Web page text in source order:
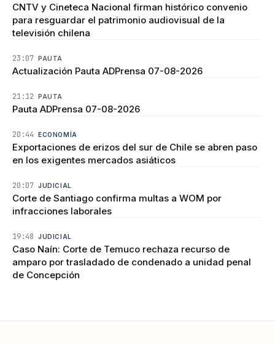
CNTV y Cineteca Nacional firman histórico convenio
para resguardar el patrimonio audiovisual de la
televisión chilena
23:07 PAUTA
Actualización Pauta ADPrensa 07-08-2026
21:12 PAUTA
Pauta ADPrensa 07-08-2026
20:44 ECONOMÍA
Exportaciones de erizos del sur de Chile se abren paso
en los exigentes mercados asiáticos
20:07 JUDICIAL
Corte de Santiago confirma multas a WOM por
infracciones laborales
19:48 JUDICIAL
Caso Naín: Corte de Temuco rechaza recurso de
amparo por trasladado de condenado a unidad penal
de Concepción